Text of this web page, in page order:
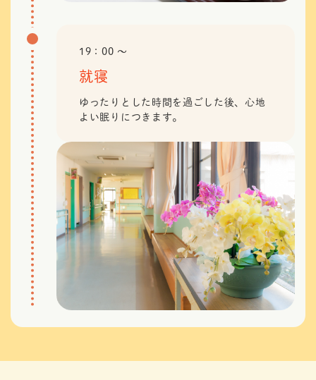
19：00 〜
就寝
ゆったりとした時間を過ごした後、心地
よい眠りにつきます。